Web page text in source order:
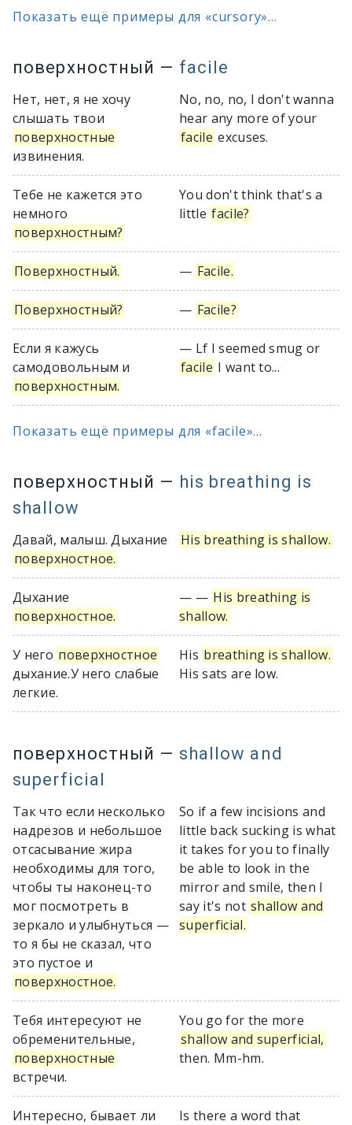
Показать ещё примеры для «cursory»...
поверхностный — facile
Нет, нет, я не хочу
слышать твои
поверхностные
извинения.
No, no, no, I don't wanna
hear any more of your
facile excuses.
Тебе не кажется это
немного
поверхностным?
You don't think that's a
little facile?
Поверхностный. — Facile.
Поверхностный? — Facile?
Если я кажусь
самодовольным и
поверхностным.
— Lf I seemed smug or
facile I want to...
Показать ещё примеры для «facile»...
поверхностный — his breathing is
shallow
Давай, малыш. Дыхание
поверхностное.
His breathing is shallow.
Дыхание
поверхностное.
— — His breathing is
shallow.
У него поверхностное
дыхание.У него слабые
легкие.
His breathing is shallow.
His sats are low.
поверхностный — shallow and
superficial
Так что если несколько
надрезов и небольшое
отсасывание жира
необходимы для того,
чтобы ты наконец-то
мог посмотреть в
зеркало и улыбнуться —
то я бы не сказал, что
это пустое и
поверхностное.
So if a few incisions and
little back sucking is what
it takes for you to finally
be able to look in the
mirror and smile, then I
say it's not shallow and
superficial.
Тебя интересуют не
обременительные,
поверхностные
встречи.
You go for the more
shallow and superficial,
then. Mm-hm.
Интересно, бывает ли
Is there a word that